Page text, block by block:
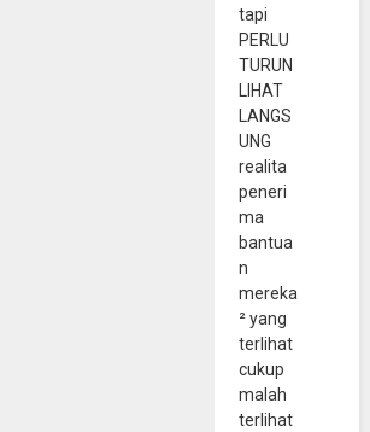
tapi
PERLU
TURUN
LIHAT
LANGS
UNG
realita
peneri
ma
bantua
n
mereka
² yang
terlihat
cukup
malah
terlihat